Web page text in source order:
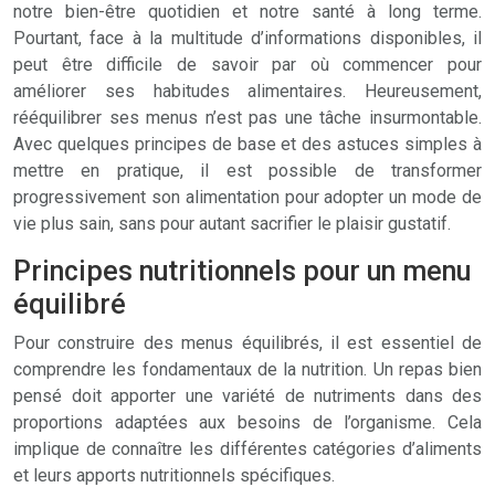
notre bien-être quotidien et notre santé à long terme.
Pourtant, face à la multitude d’informations disponibles, il
peut être difficile de savoir par où commencer pour
améliorer ses habitudes alimentaires. Heureusement,
rééquilibrer ses menus n’est pas une tâche insurmontable.
Avec quelques principes de base et des astuces simples à
mettre en pratique, il est possible de transformer
progressivement son alimentation pour adopter un mode de
vie plus sain, sans pour autant sacrifier le plaisir gustatif.
Principes nutritionnels pour un menu
équilibré
Pour construire des menus équilibrés, il est essentiel de
comprendre les fondamentaux de la nutrition. Un repas bien
pensé doit apporter une variété de nutriments dans des
proportions adaptées aux besoins de l’organisme. Cela
implique de connaître les différentes catégories d’aliments
et leurs apports nutritionnels spécifiques.